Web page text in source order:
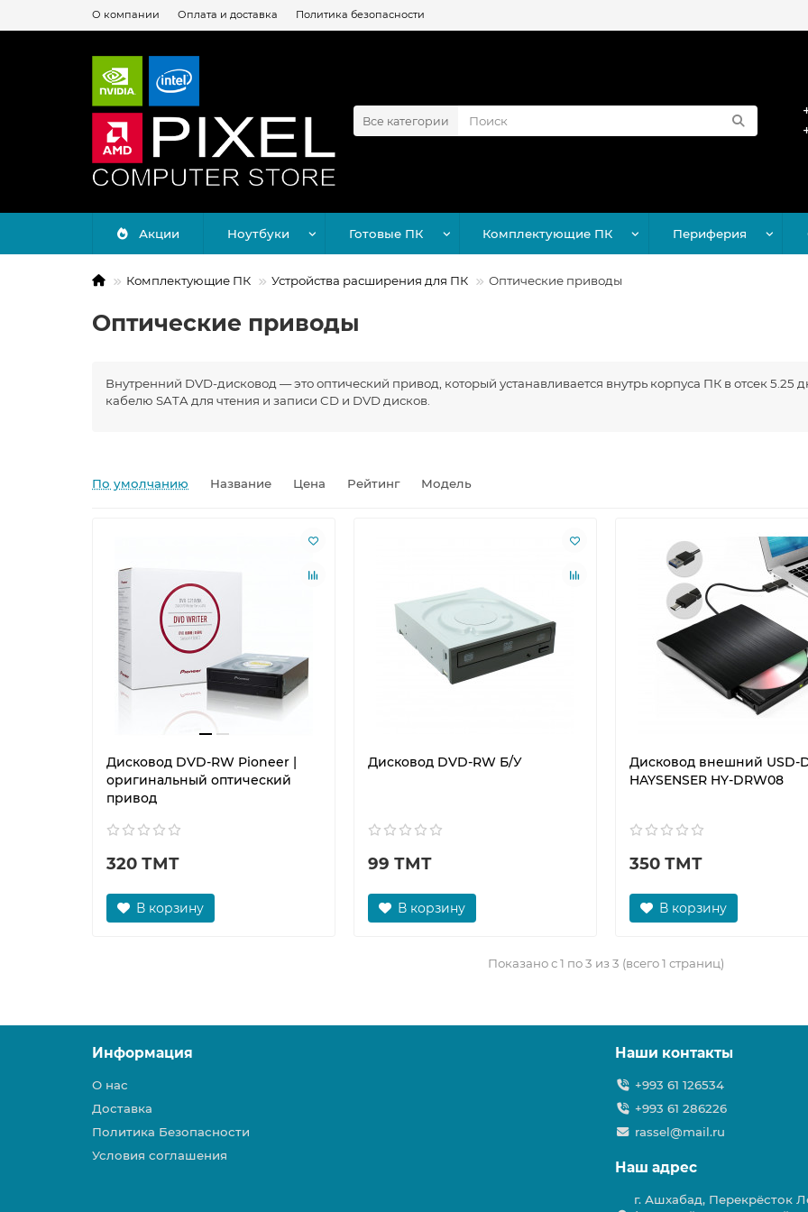
О компании Оплата и доставка Политика безопасности
Все категории
Акции Ноутбуки Готовые ПК Комплектующие ПК Периферия
Комплектующие ПК Устройства расширения для ПК Оптические приводы
Оптические приводы
Внутренний DVD-дисковод — это оптический привод, который устанавливается внутрь корпуса ПК в отсек
кабелю SATA для чтения и записи CD и DVD дисков.
По умолчанию Название Цена Рейтинг Модель
Дисковод DVD-RW Pioneer |
оригинальный оптический
привод
320 ТМТ
В корзину
Дисковод DVD-RW Б/У
99 ТМТ
В корзину
Дисковод внешний USD-
HAYSENSER HY-DRW08
350 ТМТ
В корзину
Показано с 1 по 3 из 3 (всего 1 страниц)
Информация
О нас
Доставка
Политика Безопасности
Условия соглашения
Наши контакты
+993 61 126534
+993 61 286226
rassel@mail.ru
Наш адрес
г. Ашхабад, Перекрёсток